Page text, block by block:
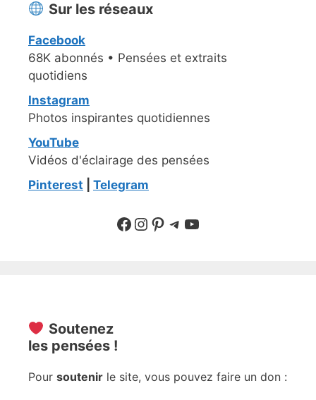
Sur les réseaux
Facebook
68K abonnés • Pensées et extraits
quotidiens
Instagram
Photos inspirantes quotidiennes
YouTube
Vidéos d'éclairage des pensées
Pinterest
Telegram
Suivre sur Facebook
Suivre sur Instagram
Pinterest
Sur Telegram
YouTube
Soutenez
les pensées !
Pour soutenir le site, vous pouvez faire un don :